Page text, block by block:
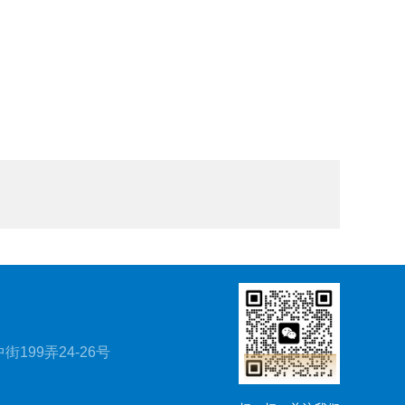
街199弄24-26号